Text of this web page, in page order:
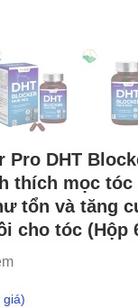
Pro DHT
thích mọc
tổn và tăng
cho tóc (Hộp
giá)